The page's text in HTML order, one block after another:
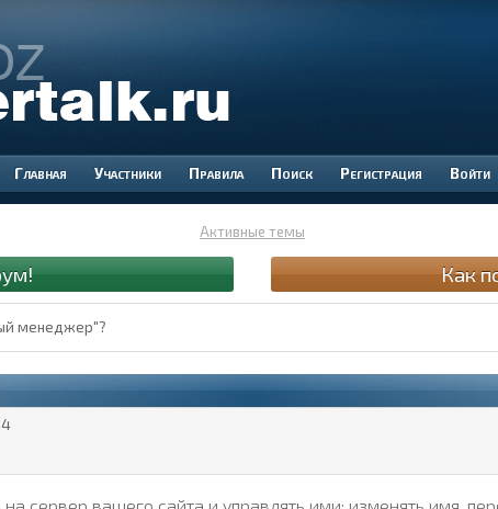
Участники Правила Поиск Регистрация Войти
Активные темы
Как
менеджер"?
сервер вашего сайта и управлять ими: изменять имя,